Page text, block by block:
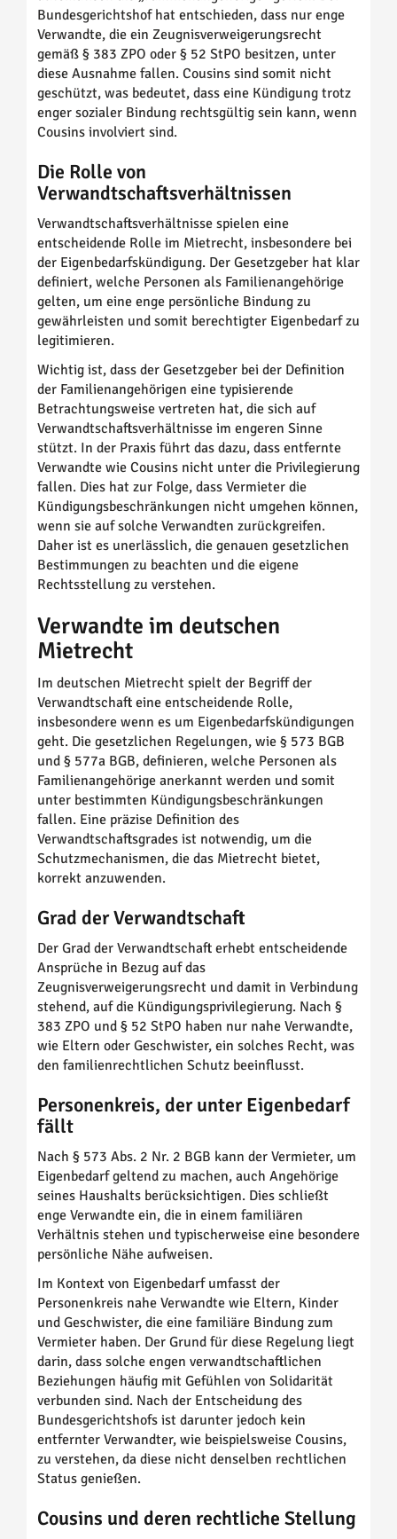
Bundesgerichtshof hat entschieden, dass nur enge
Verwandte, die ein Zeugnisverweigerungsrecht
gemäß § 383 ZPO oder § 52 StPO besitzen, unter
diese Ausnahme fallen. Cousins sind somit nicht
geschützt, was bedeutet, dass eine Kündigung trotz
enger sozialer Bindung rechtsgültig sein kann, wenn
Cousins involviert sind.
Die Rolle von
Verwandtschaftsverhältnissen
Verwandtschaftsverhältnisse spielen eine
entscheidende Rolle im Mietrecht, insbesondere bei
der Eigenbedarfskündigung. Der Gesetzgeber hat klar
definiert, welche Personen als Familienangehörige
gelten, um eine enge persönliche Bindung zu
gewährleisten und somit berechtigter Eigenbedarf zu
legitimieren.
Wichtig ist, dass der Gesetzgeber bei der Definition
der Familienangehörigen eine typisierende
Betrachtungsweise vertreten hat, die sich auf
Verwandtschaftsverhältnisse im engeren Sinne
stützt. In der Praxis führt das dazu, dass entfernte
Verwandte wie Cousins nicht unter die Privilegierung
fallen. Dies hat zur Folge, dass Vermieter die
Kündigungsbeschränkungen nicht umgehen können,
wenn sie auf solche Verwandten zurückgreifen.
Daher ist es unerlässlich, die genauen gesetzlichen
Bestimmungen zu beachten und die eigene
Rechtsstellung zu verstehen.
Verwandte im deutschen
Mietrecht
Im deutschen Mietrecht spielt der Begriff der
Verwandtschaft eine entscheidende Rolle,
insbesondere wenn es um Eigenbedarfskündigungen
geht. Die gesetzlichen Regelungen, wie § 573 BGB
und § 577a BGB, definieren, welche Personen als
Familienangehörige anerkannt werden und somit
unter bestimmten Kündigungsbeschränkungen
fallen. Eine präzise Definition des
Verwandtschaftsgrades ist notwendig, um die
Schutzmechanismen, die das Mietrecht bietet,
korrekt anzuwenden.
Grad der Verwandtschaft
Der Grad der Verwandtschaft erhebt entscheidende
Ansprüche in Bezug auf das
Zeugnisverweigerungsrecht und damit in Verbindung
stehend, auf die Kündigungsprivilegierung. Nach §
383 ZPO und § 52 StPO haben nur nahe Verwandte,
wie Eltern oder Geschwister, ein solches Recht, was
den familienrechtlichen Schutz beeinflusst.
Personenkreis, der unter Eigenbedarf
fällt
Nach § 573 Abs. 2 Nr. 2 BGB kann der Vermieter, um
Eigenbedarf geltend zu machen, auch Angehörige
seines Haushalts berücksichtigen. Dies schließt
enge Verwandte ein, die in einem familiären
Verhältnis stehen und typischerweise eine besondere
persönliche Nähe aufweisen.
Im Kontext von Eigenbedarf umfasst der
Personenkreis nahe Verwandte wie Eltern, Kinder
und Geschwister, die eine familiäre Bindung zum
Vermieter haben. Der Grund für diese Regelung liegt
darin, dass solche engen verwandtschaftlichen
Beziehungen häufig mit Gefühlen von Solidarität
verbunden sind. Nach der Entscheidung des
Bundesgerichtshofs ist darunter jedoch kein
entfernter Verwandter, wie beispielsweise Cousins,
zu verstehen, da diese nicht denselben rechtlichen
Status genießen.
Cousins und deren rechtliche Stellung